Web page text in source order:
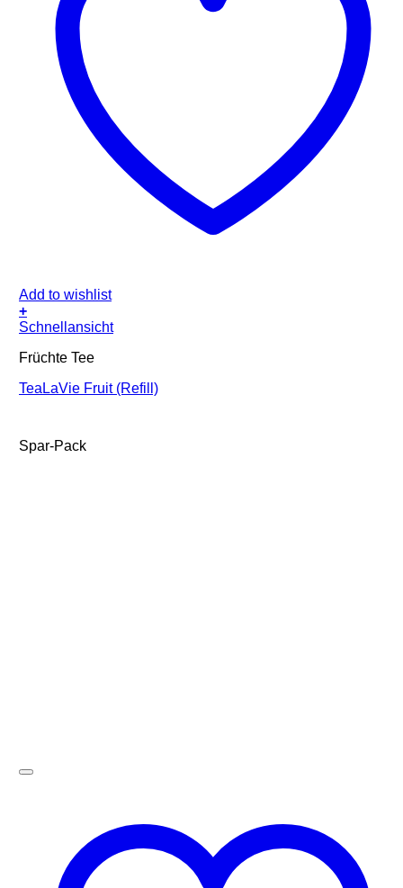
Add to wishlist
+
Schnellansicht
Früchte Tee
TeaLaVie Fruit (Refill)
Spar-Pack